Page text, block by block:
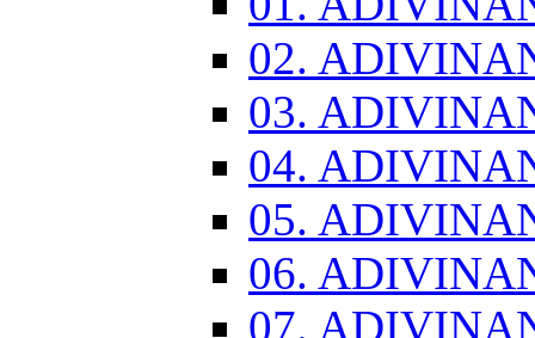
02.
03.
04.
05.
06.
07.